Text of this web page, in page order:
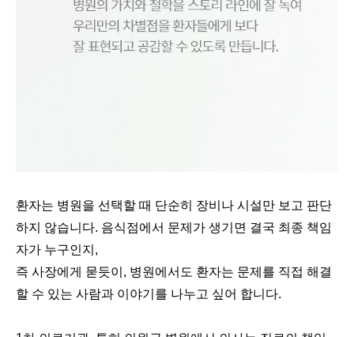
환자는 병원을 선택할 때 단순히 장비나 시설만 보고 판단
하지 않습니다. 음식점에서 문제가 생기면 결국 최종 책임
자가 누구인지,
즉 사장에게 묻듯이, 병원에서도 환자는 문제를 직접 해결
할 수 있는 사람과 이야기를 나누고 싶어 합니다.